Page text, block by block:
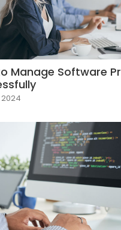
Manage Software
2024